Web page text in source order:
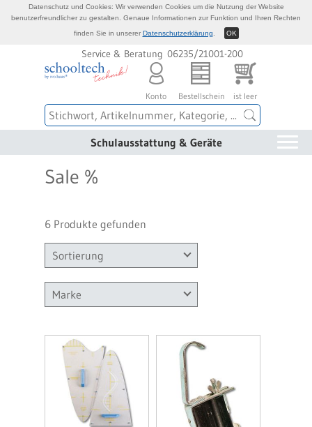
Service & Beratung 06235/21001-200
Konto Bestellschein ist leer
Schulausstattung & Geräte
Sale %
6 Produkte gefunden
Sortierung
Marke
Datenschutz und Cookies: Wir verwenden Cookies um die Nutzung der Website
benutzerfreundlicher zu gestalten. Genaue Informationen zur Funktion und Ihren Rechten
finden Sie in unserer Datenschutzerklärung OK